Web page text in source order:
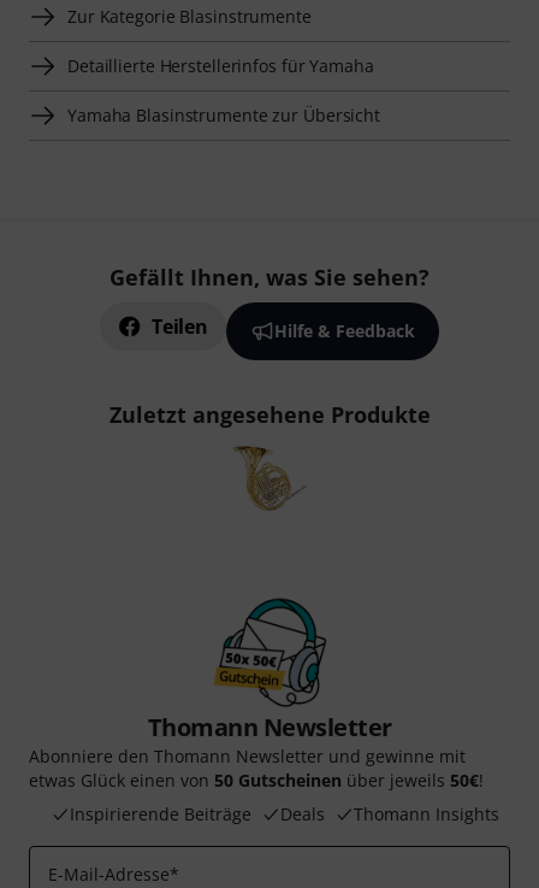
Zur Kategorie Blasinstrumente
Detaillierte Herstellerinfos für Yamaha
Yamaha Blasinstrumente zur Übersicht
Gefällt Ihnen, was Sie sehen?
Teilen Hilfe & Feedback
Zuletzt angesehene Produkte
Thomann Newsletter
Abonniere den Thomann Newsletter und gewinne mit
etwas Glück einen von 50 Gutscheinen über jeweils 50€!
Inspirierende Beiträge
Deals Thomann Insights
E-Mail-Adresse*